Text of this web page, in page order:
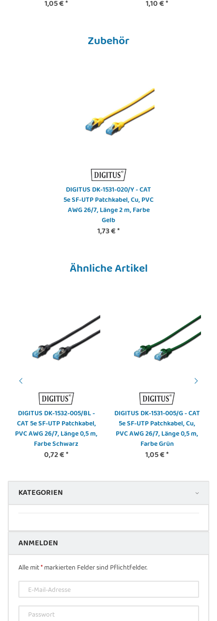
1,05 €* 1,10 €*
Zubehör
DIGITUS DK-1531-020/Y - CAT
5e SF-UTP Patchkabel, Cu, PVC
AWG 26/7, Länge 2 m, Farbe
Gelb
1,73 €*
Ähnliche Artikel
DIGITUS DK-1532-005/BL -
CAT 5e SF-UTP Patchkabel,
PVC AWG 26/7, Länge 0,5 m,
Farbe Schwarz
0,72 €*
DIGITUS DK-1531-005/G - CAT
5e SF-UTP Patchkabel, Cu,
PVC AWG 26/7, Länge 0,5 m,
Farbe Grün
1,05 €*
KATEGORIEN
ANMELDEN
Alle mit*markierten Felder sind Pflichtfelder.
E-Mail-Adresse
Passwort